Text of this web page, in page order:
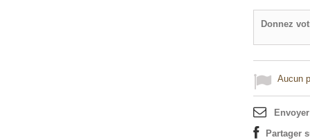
Donnez
Aucun
Partager